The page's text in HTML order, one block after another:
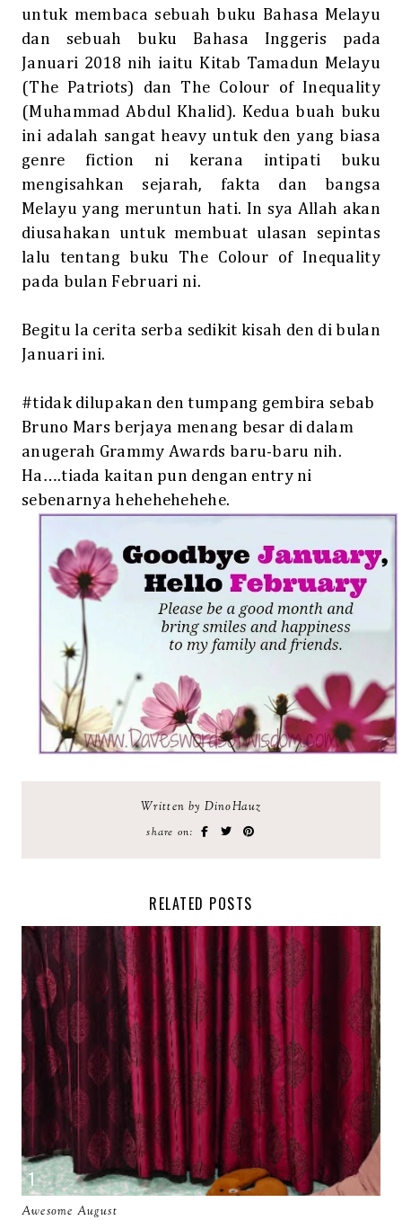
untuk membaca sebuah buku Bahasa Melayu
dan sebuah buku Bahasa Inggeris pada
Januari 2018 nih iaitu Kitab Tamadun Melayu
(The Patriots) dan The Colour of Inequality
(Muhammad Abdul Khalid). Kedua buah buku
ini adalah sangat heavy untuk den yang biasa
genre fiction ni kerana intipati buku
mengisahkan sejarah, fakta dan bangsa
Melayu yang meruntun hati. In sya Allah akan
diusahakan untuk membuat ulasan sepintas
lalu tentang buku The Colour of Inequality
pada bulan Februari ni.
Begitu la cerita serba sedikit kisah den di bulan
Januari ini.
#tidak dilupakan den tumpang gembira sebab
Bruno Mars berjaya menang besar di dalam
anugerah Grammy Awards baru-baru nih.
Ha….tiada kaitan pun dengan entry ni
sebenarnya hehehehehehe.
Written by DinoHauz
share on:
RELATED POSTS
Awesome August